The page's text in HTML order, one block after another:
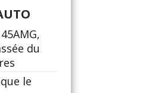
du
le